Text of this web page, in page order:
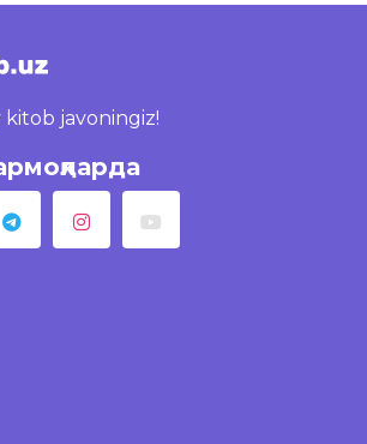
javoningiz!